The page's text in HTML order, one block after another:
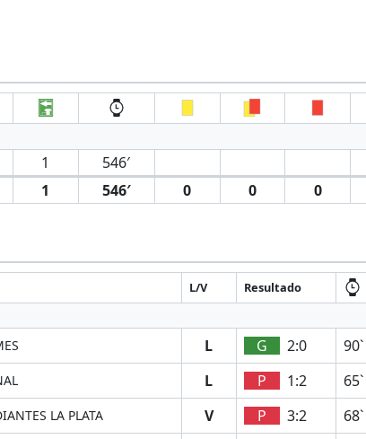
1
546′
1 546′ 0 0 0
L/V Resultado
L G 2:0
90`
L P 1:2
65`
LA PLATA V P 3:2
68`